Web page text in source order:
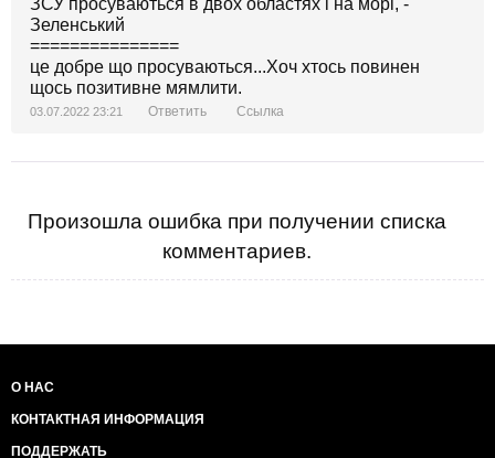
ЗСУ просуваються в двох областях і на морі, -
Зеленський
===============
це добре що просуваються...Хоч хтось повинен
щось позитивне мямлити.
03.07.2022 23:21 Ответить Ссылка
Произошла ошибка при получении списка
комментариев.
О НАС
КОНТАКТНАЯ ИНФОРМАЦИЯ
ПОДДЕРЖАТЬ